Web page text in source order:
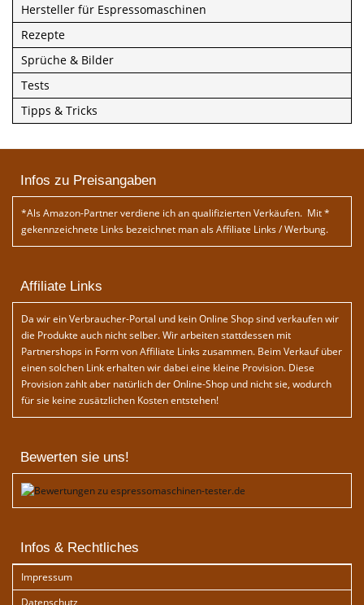
Hersteller für Espressomaschinen
Rezepte
Sprüche & Bilder
Tests
Tipps & Tricks
Infos zu Preisangaben
*Als Amazon-Partner verdiene ich an qualifizierten Verkäufen. Mit *
gekennzeichnete Links bezeichnet man als Affiliate Links / Werbung.
Affiliate Links
Da wir ein Verbraucher-Portal und kein Online Shop sind verkaufen wir
die Produkte auch nicht selber. Wir arbeiten stattdessen mit
Partnershops in Form von Affiliate Links zusammen. Beim Verkauf über
einen solchen Link erhalten wir dabei eine kleine Provision. Diese
Provision zahlt aber natürlich der Online-Shop und nicht sie, wodurch
für sie keine zusätzlichen Kosten entstehen!
Bewerten sie uns!
Infos & Rechtliches
Impressum
Datenschutz